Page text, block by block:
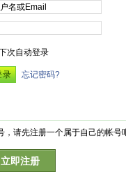
次自动登录
忘记密码?
请先注册一个属于自己的帐号
立即注册